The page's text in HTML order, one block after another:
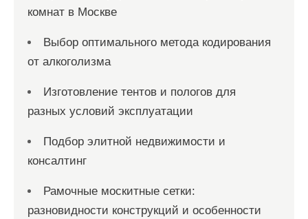
комнат в Москве
Выбор оптимального метода кодирования
от алкоголизма
Изготовление тентов и пологов для
разных условий эксплуатации
Подбор элитной недвижимости и
консалтинг
Рамочные москитные сетки:
разновидности конструкций и особенности